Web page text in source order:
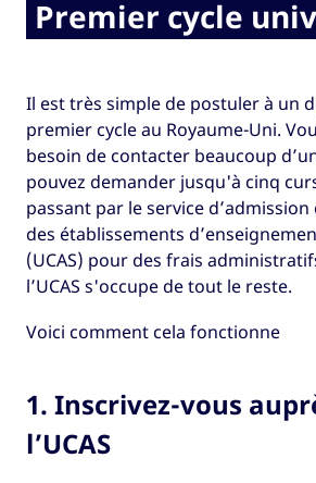
Premier cycle
Il est très simple de postuler à un
premier cycle au Royaume-Uni.
besoin de contacter beaucoup
pouvez demander jusqu'à cinq
passant par le service
des établissements
(UCAS) pour des frais
l’UCAS s'occupe de tout le reste.
Voici comment cela fonctionne
1. Inscrivez-vous
l’UCAS